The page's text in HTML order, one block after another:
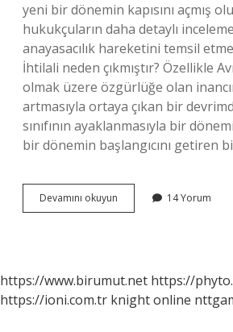
yeni bir dönemin kapısını açmış
hukukçuların daha detaylı
anayasacılık hareketini temsil
İhtilali neden çıkmıştır? Özellikle
olmak üzere özgürlüğe olan
artmasıyla ortaya çıkan bir
sınıfının ayaklanmasıyla bir
bir dönemin başlangıcını getiren
Devamını okuyun
Ihtilalleri
14 Yorum
https://www.birumut.net https://
https://ioni.com.tr knight online